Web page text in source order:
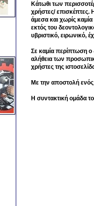
Κάτωθι των
χρήστες/ επισκέπτες.
άμεσα και χωρίς
εκτός του
υβριστικό, ειρωνικό,
Σε καμία περίπτωση ο
αλήθεια των
χρήστες της
Με την αποστολή
Η συντακτική ομάδα